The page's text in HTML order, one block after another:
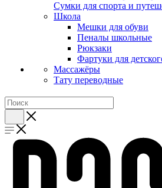
Сумки для спорта и
Школа
Мешки для обуви
Пеналы школьные
Рюкзаки
Фартуки для
Массажёры
Тату переводные